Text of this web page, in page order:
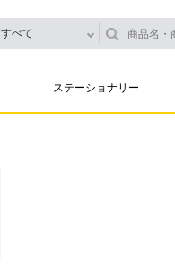
すべて
ステーショナリー